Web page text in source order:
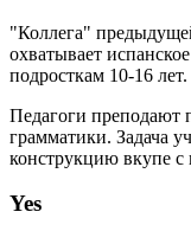
"Коллега"
охватывает
подросткам 10-16 лет.
Педагоги преподают
грамматики. Задача
конструкцию вкупе
Yes